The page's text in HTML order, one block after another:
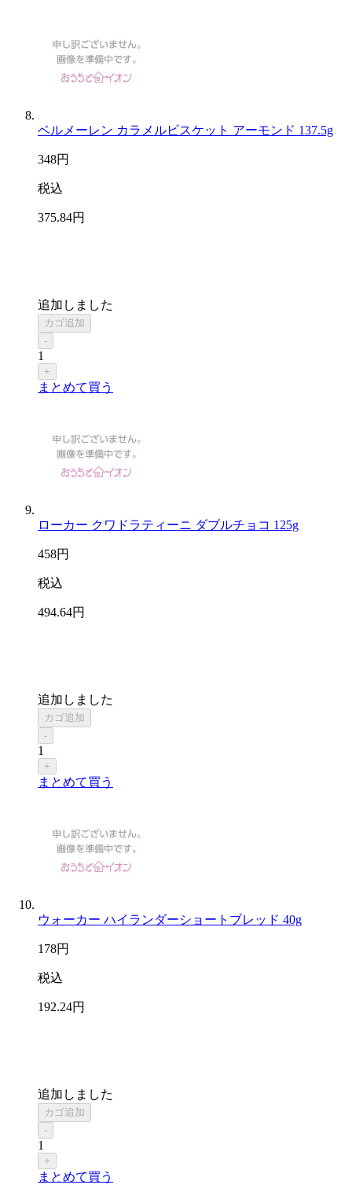
ベルメーレン カラメルビスケット アーモンド 137.5g
348円
税込
375.84円
追加しました
カゴ追加
-
1
+
まとめて買う
ローカー クワドラティーニ ダブルチョコ 125g
458円
税込
494.64円
追加しました
カゴ追加
-
1
+
まとめて買う
ウォーカー ハイランダーショートブレッド 40g
178円
税込
192.24円
追加しました
カゴ追加
-
1
+
まとめて買う